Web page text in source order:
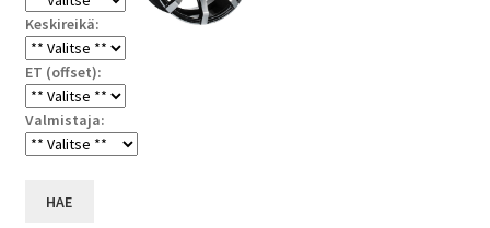
Keskireikä:
ET (offset):
Valmistaja:
HAE